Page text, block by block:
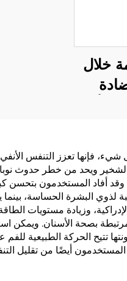
خلال
التصاق
شيء، فإنها تعزز التنفس
ويحد من خطر حدوث
أفاد المستخدمون بتحسن
لذوي البشرة الحساسة،
وزيادة مستويات
بصحة الأسنان. ويمكن
الحركة الطبيعية للفم
المستخدمون أيضًا من تقليل